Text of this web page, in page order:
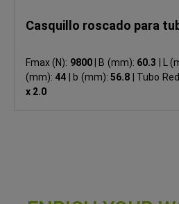
Casquillo roscado para
Fmax (N): 9800 B (mm): 60.3 L
(mm): 44 b (mm):56.8 Tubo
x 2.0